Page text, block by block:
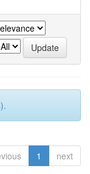
1 next